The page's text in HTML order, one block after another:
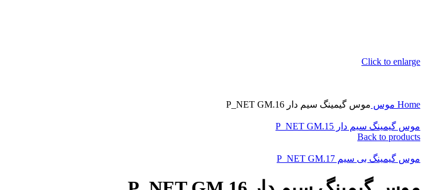
Click to enlarge
Home موس موس گیمینگ سیم دار P_NET GM.16
موس گیمینگ سیم دار P_NET GM.15
Back to products
موس گیمینگ بی سیم P_NET GM.17